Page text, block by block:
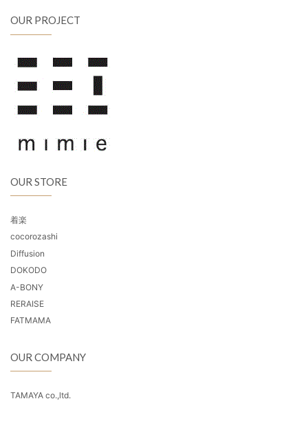
OUR PROJECT
OUR STORE
着楽
cocorozashi
Diffusion
DOKODO
A-BONY
RERAISE
FATMAMA
OUR COMPANY
TAMAYA co.,ltd.